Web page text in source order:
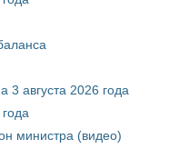
августа 2026 года
министра (видео)